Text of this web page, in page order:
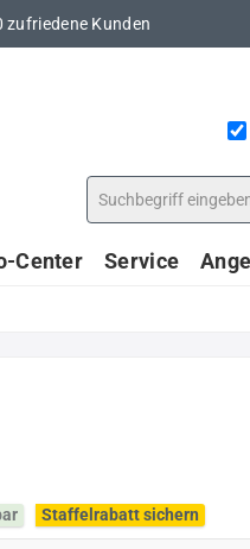
zufriedene Kunden
Center Service
Staffelrabatt sichern